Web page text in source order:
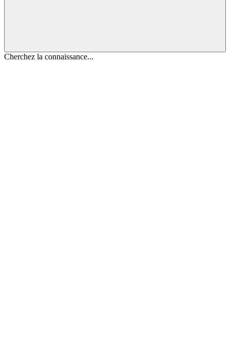
Cherchez la connaissance...